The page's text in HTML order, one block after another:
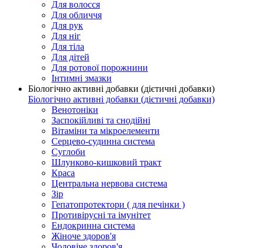
Для волосся
Для обличчя
Для рук
Для ніг
Для тіла
Для дітей
Для ротової порожнини
Інтимні змазки
Біологічно активні добавки (дієтичні добавки)
Біологічно активні добавки (дієтичні добавки)
Венотоніки
Заспокійливі та снодійні
Вітаміни та мікроелементи
Серцево-судинна система
Суглоби
Шлунково-кишковий тракт
Краса
Центральна нервова система
Зір
Гепатопротектори ( для печінки )
Противірусні та імунітет
Ендокринна система
Жіноче здоров'я